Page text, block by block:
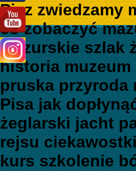
Pisz zwiedzamy
co zobaczyć
Mazurskie szlak
historia
pruska przyroda
Pisa jak
żeglarski jacht
rejsu
kurs szkolenie